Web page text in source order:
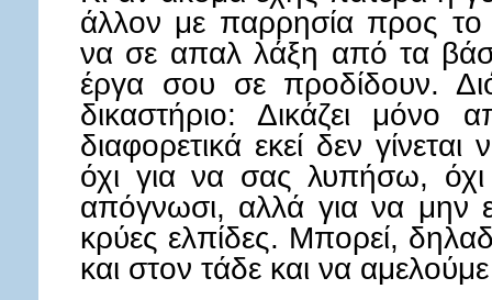
άλλον με παρρησία προς
να σε απαλ λάξη από τα
έργα σου σε προδίδουν.
δικαστήριο: Δικάζει μόνο
διαφορετικά εκεί δεν
όχι για να σας λυπήσω,
απόγνωσι, αλλά για να μην
κρύες ελπίδες. Μπορεί,
και στον τάδε και να